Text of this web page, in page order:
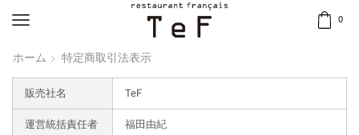
0
ホーム 特定商取引法表示
販売社名 TeF
運営統括責任者 福田由紀